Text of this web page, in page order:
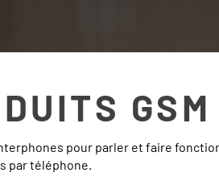
GSM
pour parler et faire
s par téléphone.